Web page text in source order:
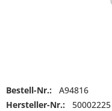
Bestell-Nr.:
A94816
Hersteller-Nr.:
50002225